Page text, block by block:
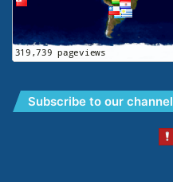
Subscribe to our channel